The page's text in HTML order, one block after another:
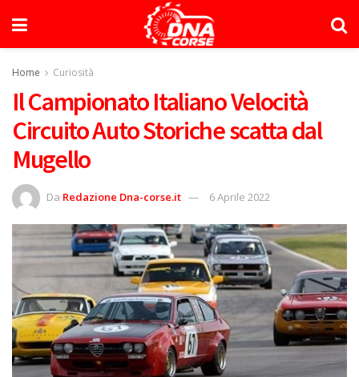
Home Curiosità
Il Campionato Italiano Velocità
Circuito Auto Storiche scatta dal
Mugello
Da Redazione Dna-corse.it 6 Aprile 2022